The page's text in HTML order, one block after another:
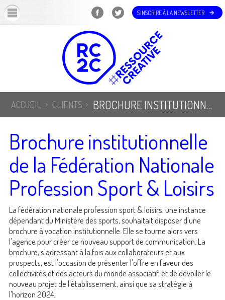
S'INSCRIRE À LA NEWSLETTER
ACCUEIL CLIENTS BROCHURE INSTITUTIONNELLE DE LA FÉDÉRATION NATIONALE PROFESSION SPORT & LOISIRS
Brochure institutionnelle
de la Fédération Nationale
Profession Sport & Loisirs
La fédération nationale profession sport & loisirs, une instance
dépendant du Ministère des sports, souhaitait disposer d'une
brochure à vocation institutionnelle. Elle se tourne alors vers
l'agence pour créer ce nouveau support de communication. La
brochure, s'adressant à la fois aux collaborateurs et aux
prospects, est l'occasion de présenter l'offre en faveur des
collectivités et des acteurs du monde associatif, et de dévoiler le
nouveau projet de l'établissement, ainsi que sa stratégie à
l'horizon 2024.